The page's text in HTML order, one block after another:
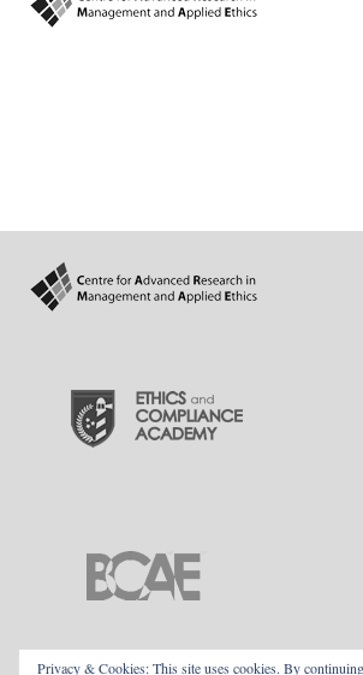
Privacy & Cookies: This site uses cookies. By